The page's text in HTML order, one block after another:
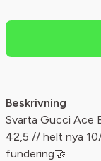
Beskrivning
Svarta Gucci Ace
42,5 // helt nya
fundering🤝